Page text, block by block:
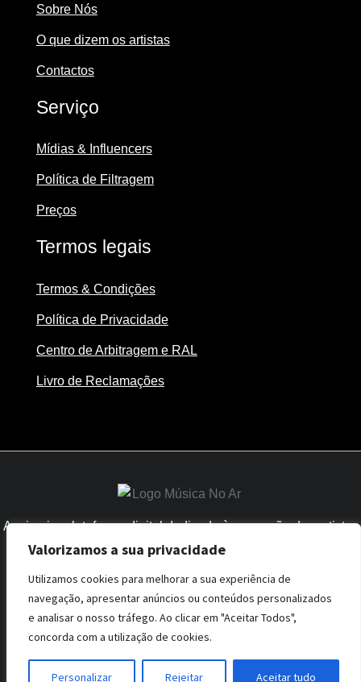
Valorizamos a sua privacidade
Utilizamos cookies para melhorar a sua experiência de
navegação, apresentar anúncios ou conteúdos personalizados
e analisar o nosso tráfego. Ao clicar em "Aceitar Todos",
concorda com a utilização de cookies.
Personalizar Rejeitar Aceitar tudo
Sobre Nós
O que dizem os artistas
Contactos
Serviço
Mídias & Influencers
Política de Filtragem
Preços
Termos legais
Termos & Condições
Política de Privacidade
Centro de Arbitragem e RAL
Livro de Reclamações
A primeira plataforma digital dedicada à promoção dos artistas
nacionais junto dos influenciadores da área.
360website.pt